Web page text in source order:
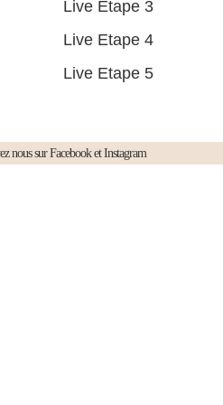
Live Etape 3
Live Etape 4
Live Etape 5
nous sur Facebook et Instagram